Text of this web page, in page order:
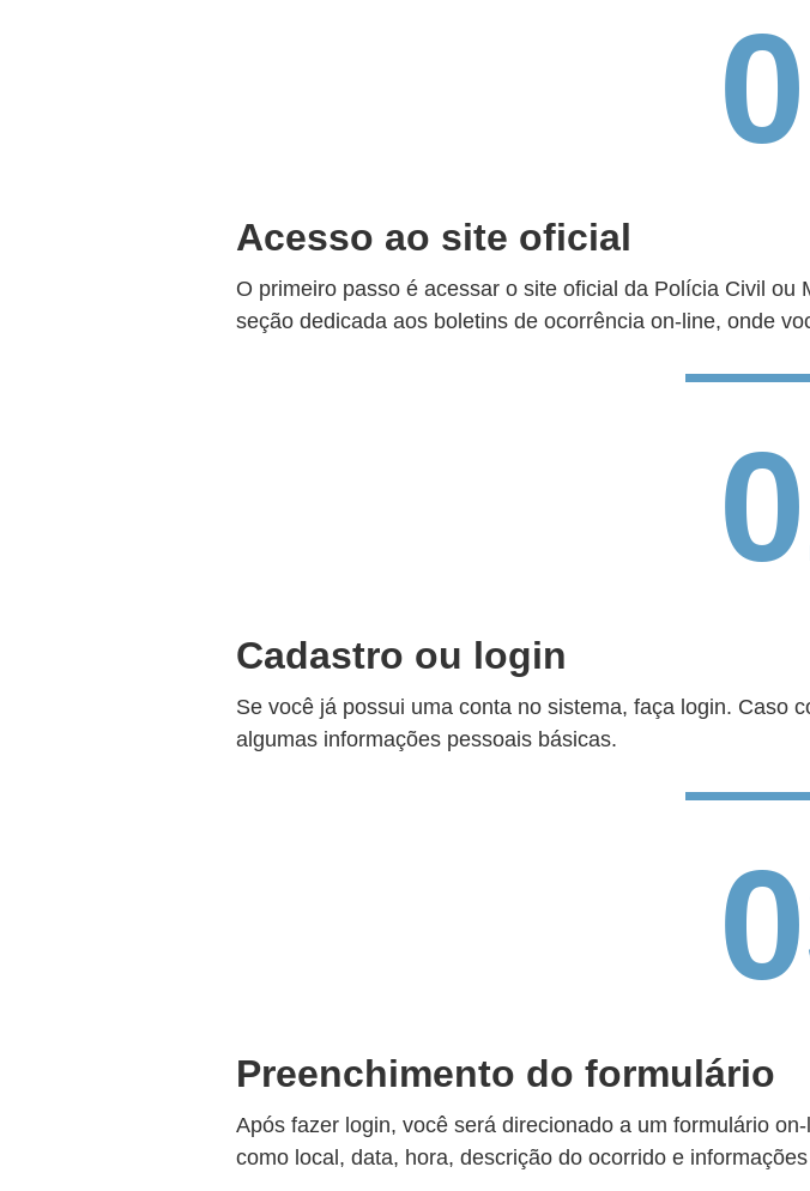
Acesso ao site oficial
O primeiro passo é acessar o site oficial da Polícia Civil
seção dedicada aos boletins de ocorrência on-line, onde
Cadastro ou login
Se você já possui uma conta no sistema, faça login. Caso
algumas informações pessoais básicas.
Preenchimento do formulário
Após fazer login, você será direcionado a um formulário
como local, data, hora, descrição do ocorrido e